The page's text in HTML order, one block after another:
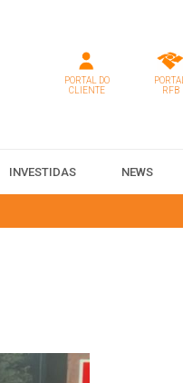
PORTAL DO
CLIENTE
PORTAL
RFB
INVESTIDAS NEWS